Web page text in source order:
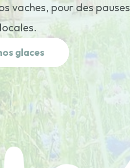
vaches, pour des pauses
glaces